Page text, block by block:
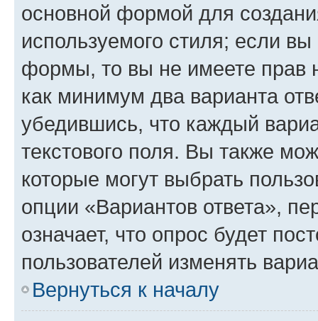
основной формой для
используемого стиля; если
формы, то вы не имеете прав
как минимум два варианта
убедившись, что каждый
текстового поля. Вы также
которые могут выбрать
опции «Вариантов ответа»,
означает, что опрос будет
пользователей изменять
Вернуться к началу